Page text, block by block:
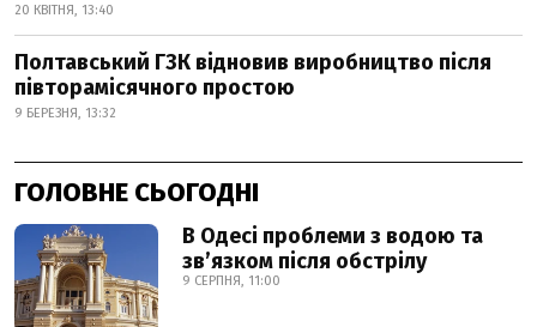
20 КВІТНЯ, 13:40
Полтавський ГЗК відновив виробництво після
півторамісячного простою
9 БЕРЕЗНЯ, 13:32
ГОЛОВНЕ СЬОГОДНІ
В Одесі проблеми з водою та
звʼязком після обстрілу
9 СЕРПНЯ, 11:00